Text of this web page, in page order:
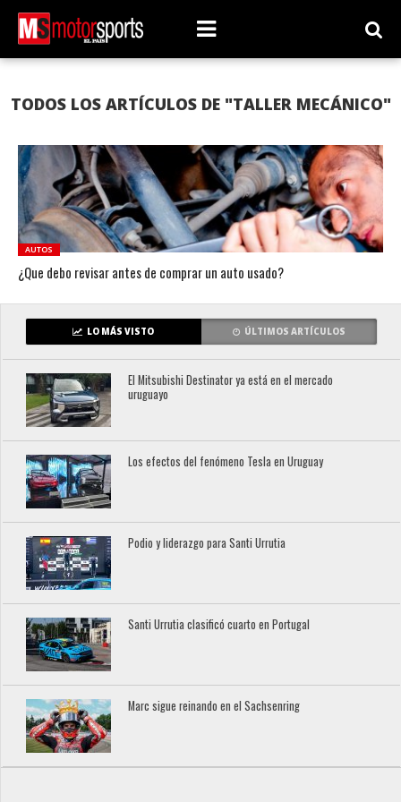
TODOS LOS ARTÍCULOS DE "TALLER MECÁNICO"
AUTOS
¿Que debo revisar antes de comprar un auto usado?
LO MÁS VISTO ÚLTIMOS ARTÍCULOS
El Mitsubishi Destinator ya está en el mercado
uruguayo
Los efectos del fenómeno Tesla en Uruguay
Podio y liderazgo para Santi Urrutia
Santi Urrutia clasificó cuarto en Portugal
Marc sigue reinando en el Sachsenring